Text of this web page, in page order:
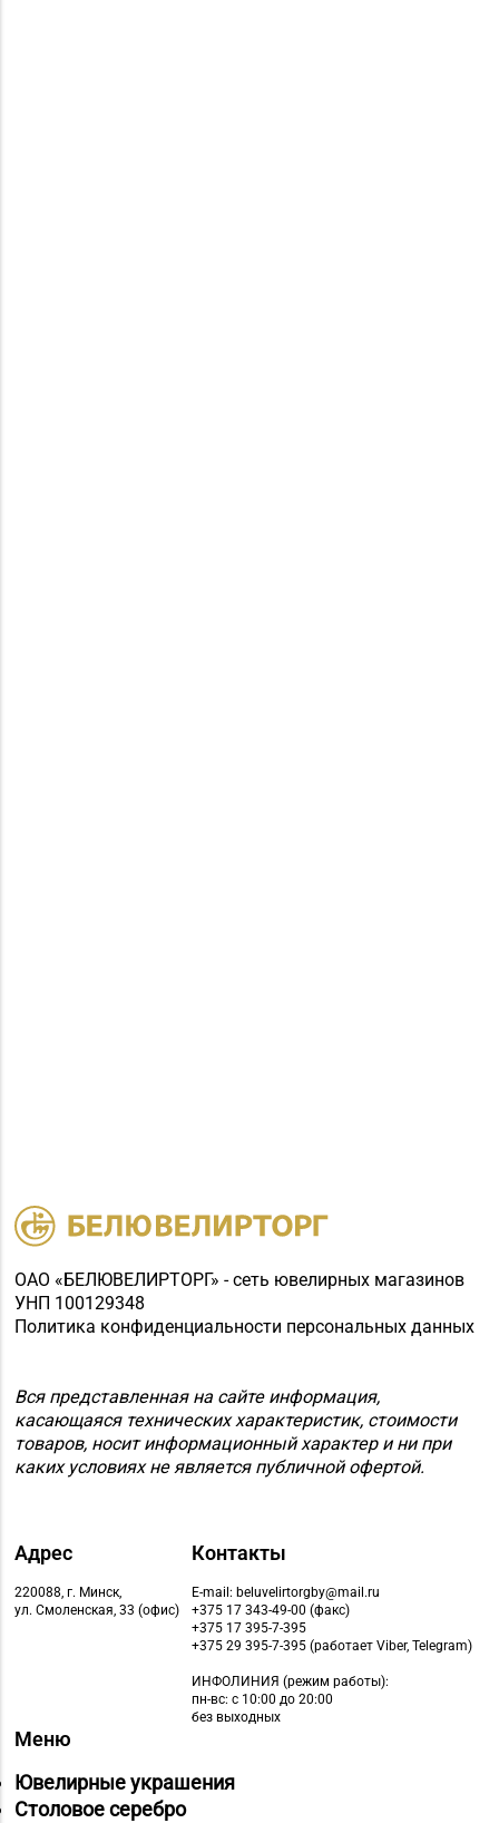
ОАО «БЕЛЮВЕЛИРТОРГ» - сеть ювелирных магазинов
УНП 100129348
Политика конфиденциальности персональных данных
Вся представленная на сайте информация,
касающаяся технических характеристик, стоимости
товаров, носит информационный характер и ни при
каких условиях не является публичной офертой.
Адрес
220088, г. Минск,
ул. Смоленская, 33 (офис)
Контакты
E-mail: beluvelirtorgby@mail.ru
+375 17 343-49-00 (факс)
+375 17 395-7-395
+375 29 395-7-395 (работает Viber, Telegram)
ИНФОЛИНИЯ (режим работы):
пн-вс: с 10:00 до 20:00
без выходных
Меню
Ювелирные украшения
Столовое серебро